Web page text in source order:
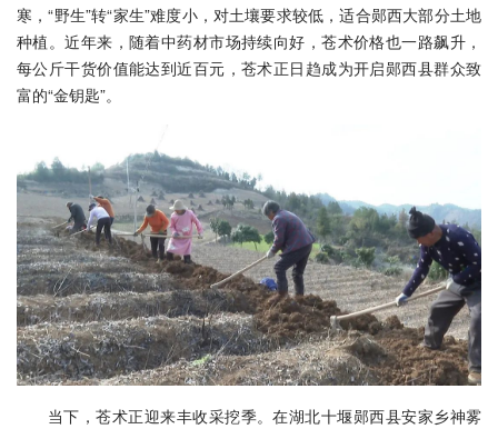
寒，“野生”转“家生”难度小，对土壤要求较低，适合郧西大部分土地
种植。近年来，随着中药材市场持续向好，苍术价格也一路飙升，
每公斤干货价值能达到近百元，苍术正日趋成为开启郧西县群众致
富的“金钥匙”。
当下，苍术正迎来丰收采挖季。在湖北十堰郧西县安家乡神雾